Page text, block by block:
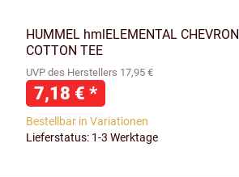
HUMMEL hmlELEMENTAL CHEVRON
COTTON TEE
UVP des Herstellers 17,95 €
7,18 € *
Bestellbar in Variationen
Lieferstatus: 1-3 Werktage